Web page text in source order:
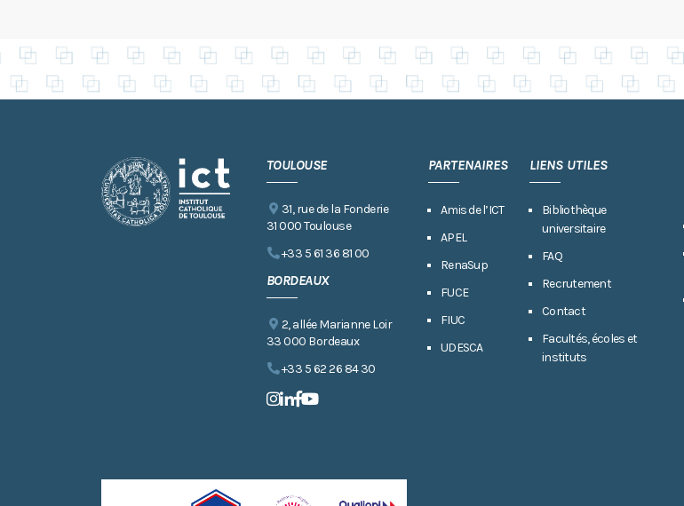
TOULOUSE
31, rue de la Fonderie
31 000 Toulouse
+33 5 61 36 81 00
BORDEAUX
2, allée Marianne Loir
33 000 Bordeaux
+33 5 62 26 84 30
PARTENAIRES
Amis de l’ICT
APEL
RenaSup
FUCE
FIUC
UDESCA
LIENS UTILES
Bibliothèque
universitaire
FAQ
Recrutement
Contact
Facultés, écoles et
instituts